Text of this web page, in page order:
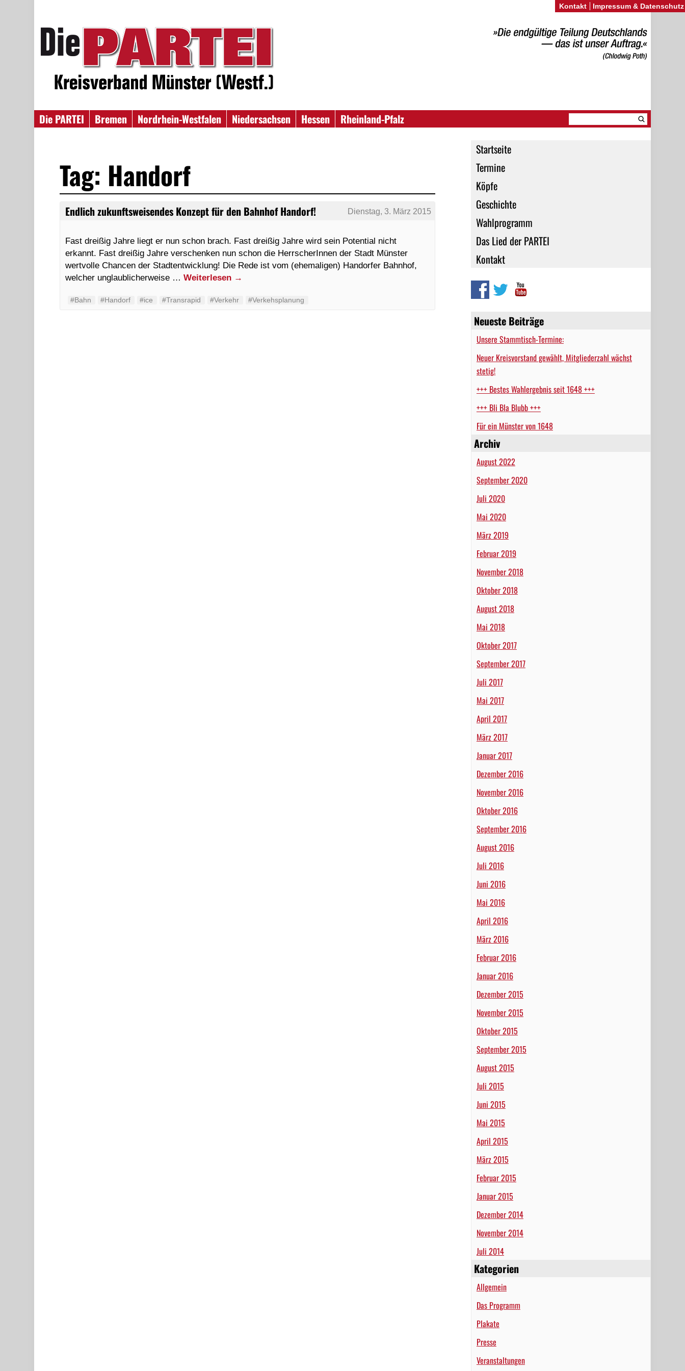
Die PARTEI Bremen Nordrhein-Westfalen Niedersachsen Hessen
Rheinland-Pfalz
Startseite
Termine
Köpfe
Geschichte
Wahlprogramm
Das Lied der PARTEI
Kontakt
Neueste Beiträge
Unsere Stammtisch-Termine:
Neuer Kreisvorstand gewählt, Mitgliederzahl wächst
stetig!
+++ Bestes Wahlergebnis seit 1648 +++
+++ Bli Bla Blubb +++
Für ein Münster von 1648
Archiv
August 2022
September 2020
Juli 2020
Mai 2020
März 2019
Februar 2019
November 2018
Oktober 2018
August 2018
Mai 2018
Oktober 2017
September 2017
Juli 2017
Mai 2017
April 2017
März 2017
Januar 2017
Dezember 2016
November 2016
Oktober 2016
September 2016
August 2016
Juli 2016
Juni 2016
Mai 2016
April 2016
März 2016
Februar 2016
Januar 2016
Dezember 2015
November 2015
Oktober 2015
September 2015
August 2015
Juli 2015
Juni 2015
Mai 2015
April 2015
März 2015
Februar 2015
Januar 2015
Dezember 2014
November 2014
Juli 2014
Kategorien
Allgemein
Das Programm
Plakate
Presse
Veranstaltungen
Tag: Handorf
Endlich zukunftsweisendes Konzept für den Bahnhof Handorf! Dienstag, 3. März 2015
Fast dreißig Jahre liegt er nun schon brach. Fast dreißig Jahre wird sein Potential nicht
erkannt. Fast dreißig Jahre verschenken nun schon die HerrscherInnen der Stadt Münster
wertvolle Chancen der Stadtentwicklung! Die Rede ist vom (ehemaligen) Handorfer Bahnhof,
welcher unglaublicherweise …Weiterlesen →
#Bahn #Handorf #ice #Transrapid #Verkehr #Verkehsplanung
Kontakt Impressum & Datenschutz